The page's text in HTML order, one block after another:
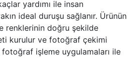
yardımı ile insan
ideal duruşu sağlanır. Ürünün
renklerinin doğru şekilde
kurulur ve fotoğraf çekimi
fotoğraf işleme uygulamaları ile